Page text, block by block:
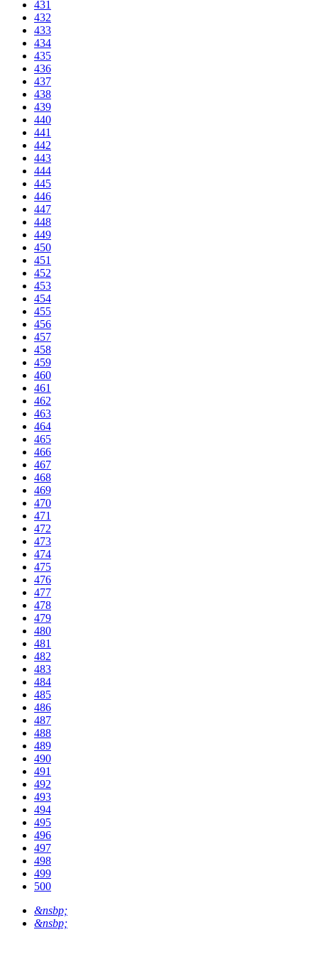
431
432
433
434
435
436
437
438
439
440
441
442
443
444
445
446
447
448
449
450
451
452
453
454
455
456
457
458
459
460
461
462
463
464
465
466
467
468
469
470
471
472
473
474
475
476
477
478
479
480
481
482
483
484
485
486
487
488
489
490
491
492
493
494
495
496
497
498
499
500
&nsbp;
&nsbp;